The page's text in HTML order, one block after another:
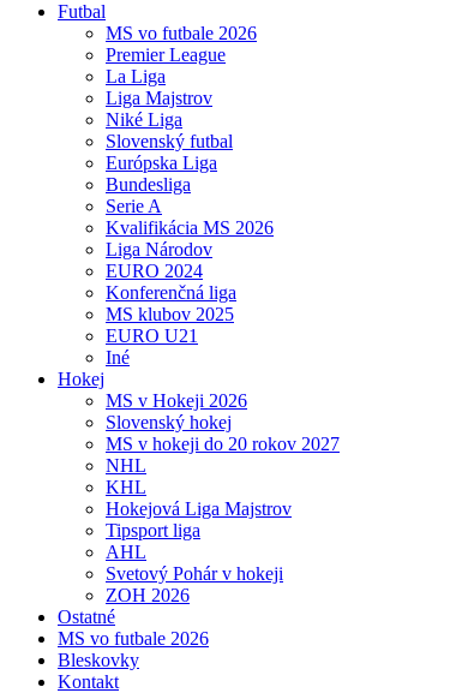
Futbal
MS vo futbale 2026
Premier League
La Liga
Liga Majstrov
Niké Liga
Slovenský futbal
Európska Liga
Bundesliga
Serie A
Kvalifikácia MS 2026
Liga Národov
EURO 2024
Konferenčná liga
MS klubov 2025
EURO U21
Iné
Hokej
MS v Hokeji 2026
Slovenský hokej
MS v hokeji do 20 rokov 2027
NHL
KHL
Hokejová Liga Majstrov
Tipsport liga
AHL
Svetový Pohár v hokeji
ZOH 2026
Ostatné
MS vo futbale 2026
Bleskovky
Kontakt